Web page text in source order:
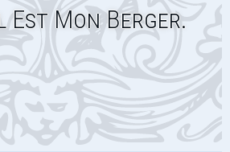
Est Mon Berger.